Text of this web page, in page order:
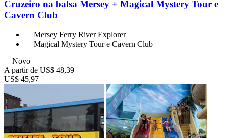
Cruzeiro na balsa Mersey + Magical Mystery Tour e
Cavern Club
Mersey Ferry River Explorer
Magical Mystery Tour e Cavern Club
Novo
A partir de US$ 48,39
US$ 45,97